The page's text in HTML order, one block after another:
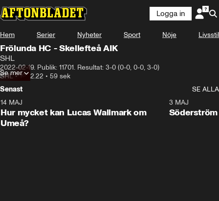
Logga in
Hem Serier Nyheter Sport Nöje Livsstil
Frölunda HC - Skellefteå AIK
SHL
2022-02-19. Publik: 11701. Resultat: 3-0 (0-0, 0-0, 3-0)
SHL•19.02.22 • 59 sek
Se mer
Senast
SE ALLA
Plus
14 MAJ
Hur mycket kan Lucas Wallmark om
Umeå?
3 MAJ